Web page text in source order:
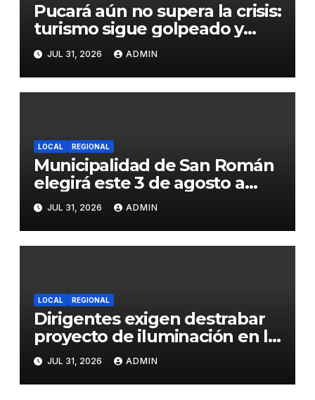
Pucará aún no supera la crisis:
turismo sigue golpeado y
alcaldesa exige al nuevo
Gobierno fondos para obras
paralizadas
JUL 31, 2026 ADMIN
LOCAL REGIONAL
Municipalidad de San Román
elegirá este 3 de agosto a
representantes del Comité
de Seguridad y Salud en el
Trabajo
JUL 31, 2026 ADMIN
LOCAL REGIONAL
Dirigentes exigen destrabar
proyecto de iluminación en la
salida a Puno y alertan por
demora que pone en riesgo a
conductores
JUL 31, 2026 ADMIN